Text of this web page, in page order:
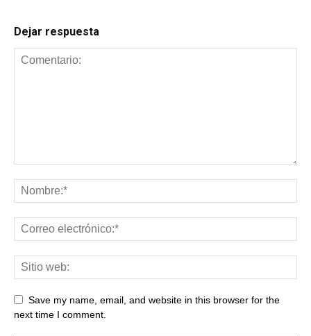
Dejar respuesta
Save my name, email, and website in this browser for the
next time I comment.